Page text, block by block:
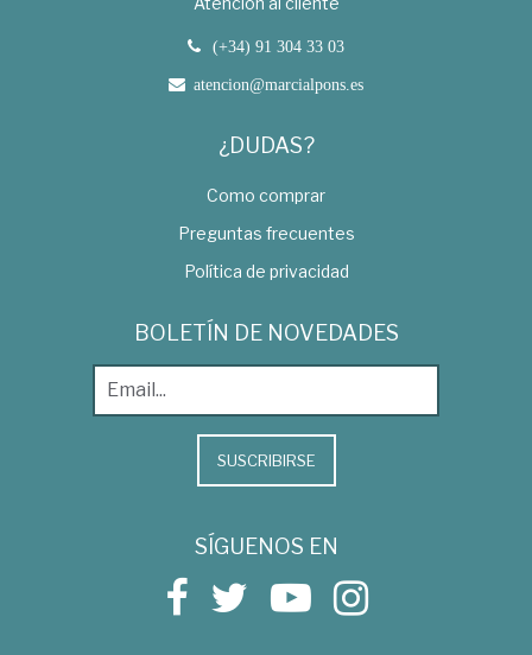
(+34) 91 304 33 03
atencion@marcialpons.es
¿DUDAS?
Como comprar
Preguntas frecuentes
Política de privacidad
BOLETÍN DE NOVEDADES
SUSCRIBIRSE
SÍGUENOS EN